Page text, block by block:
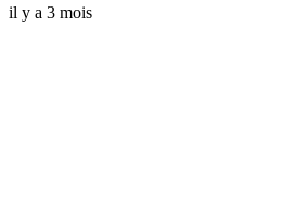
il y a 3 mois